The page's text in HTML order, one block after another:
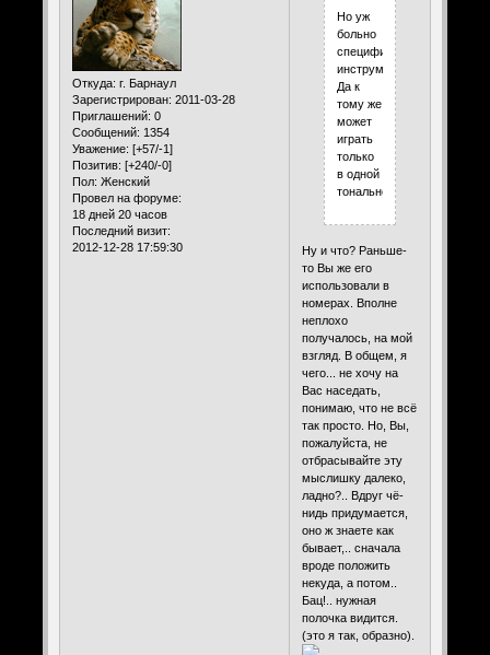
Откуда: г. Барнаул
Зарегистрирован: 2011-03-28
Приглашений: 0
Сообщений: 1354
Уважение: [+57/-1]
Позитив: [+240/-0]
Пол: Женский
Провел на форуме:
18 дней 20 часов
Последний визит:
2012-12-28 17:59:30
Но уж
больно
специфичный
инструмент.
Да к
тому же
может
играть
только
в одной
тональности.
Ну и что? Раньше-
то Вы же его
использовали в
номерах. Вполне
неплохо
получалось, на мой
взгляд. В общем, я
чего... не хочу на
Вас наседать,
понимаю, что не всё
так просто. Но, Вы,
пожалуйста, не
отбрасывайте эту
мыслишку далеко,
ладно?.. Вдруг чё-
нидь придумается,
оно ж знаете как
бывает,.. сначала
вроде положить
некуда, а потом..
Бац!.. нужная
полочка видится.
(это я так, образно).